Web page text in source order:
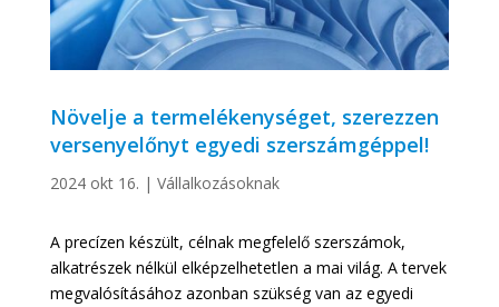
Növelje a termelékenységet, szerezzen
versenyelőnyt egyedi szerszámgéppel!
2024 okt 16. | Vállalkozásoknak
A precízen készült, célnak megfelelő szerszámok,
alkatrészek nélkül elképzelhetetlen a mai világ. A tervek
megvalósításához azonban szükség van az egyedi